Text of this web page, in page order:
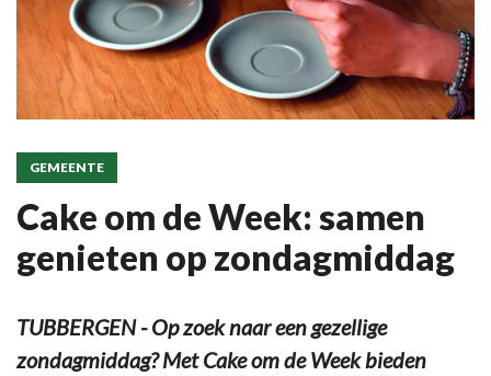
GEMEENTE
Cake om de Week: samen
genieten op zondagmiddag
TUBBERGEN - Op zoek naar een gezellige
zondagmiddag? Met Cake om de Week bieden